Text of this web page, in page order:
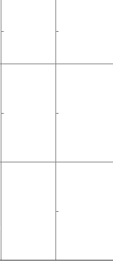
- -
- -
-